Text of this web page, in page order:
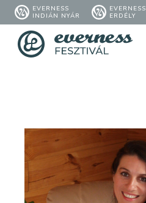
EVERNESS
INDIÁN NYÁR
EVERNESS
ERDÉLY